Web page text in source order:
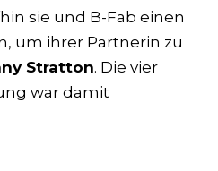
sie und B-Fab einen
um ihrer Partnerin zu
Stratton. Die vier
war damit